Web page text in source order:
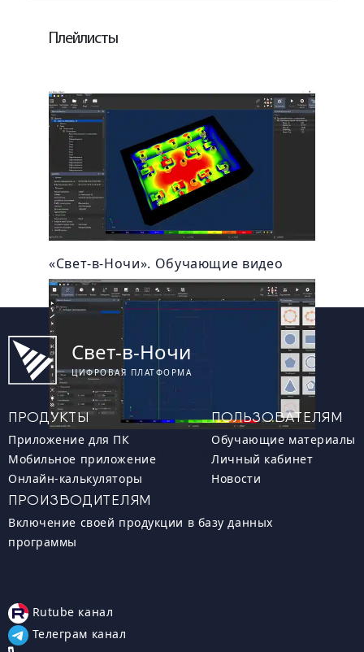
Плейлисты
«Свет-в-Ночи». Обучающие видео
«Свет-в-Ночи». Примеры проектов
Свет-в-Ночи
ЦИФРОВАЯ ПЛАТФОРМА
ПРОДУКТЫ
Приложение для ПК
Мобильное приложение
Онлайн-калькуляторы
ПОЛЬЗОВАТЕЛЯМ
Обучающие материалы
Личный кабинет
Новости
ПРОИЗВОДИТЕЛЯМ
Включение своей продукции в базу данных
программы
Rutube канал
Телеграм канал